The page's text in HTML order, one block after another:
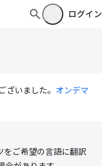
ログイン
いました。 オンデマ
をご希望の言語に翻訳